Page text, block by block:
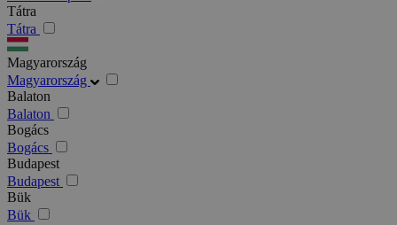
Tátra
Tátra
Magyarország
Magyarország
Balaton
Balaton
Bogács
Bogács
Budapest
Budapest
Bük
Bük